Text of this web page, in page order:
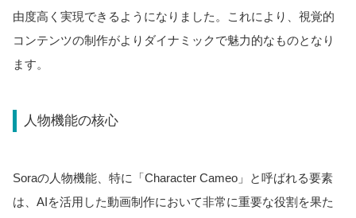
由度高く実現できるようになりました。これにより、視覚的
コンテンツの制作がよりダイナミックで魅力的なものとなり
ます。
人物機能の核心
Soraの人物機能、特に「Character Cameo」と呼ばれる要素
は、AIを活用した動画制作において非常に重要な役割を果た